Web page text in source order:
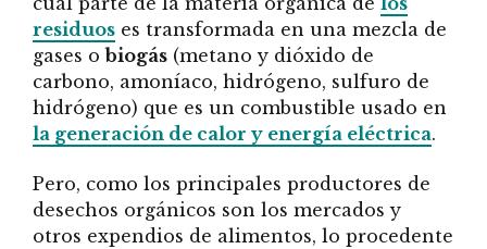
residuos es transformada en una mezcla de
gases obiogás (metano y dióxido de
carbono, amoníaco, hidrógeno, sulfuro de
hidrógeno) que es un combustible usado en
la generación de calor y energía eléctrica.
Pero, como los principales productores de
desechos orgánicos son los mercados y
otros expendios de alimentos, lo procedente